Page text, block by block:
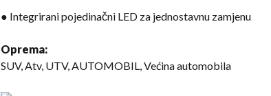
● Integrirani pojedinačni LED za jednostavnu zamjenu
Oprema:
SUV, Atv, UTV, AUTOMOBIL, Većina automobila